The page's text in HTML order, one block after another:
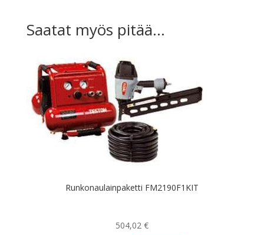
Saatat myös pitää...
Runkonaulainpaketti FM2190F1KIT
504,02 €